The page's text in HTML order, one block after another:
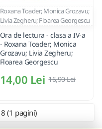
Roxana Toader; Monica Grozavu;
Livia Zegheru; Floarea Georgescu
Ora de lectura - clasa a IV-a
- Roxana Toader; Monica
Grozavu; Livia Zegheru;
Floarea Georgescu
14,00 Lei 16,90 Lei
(1 pagini)